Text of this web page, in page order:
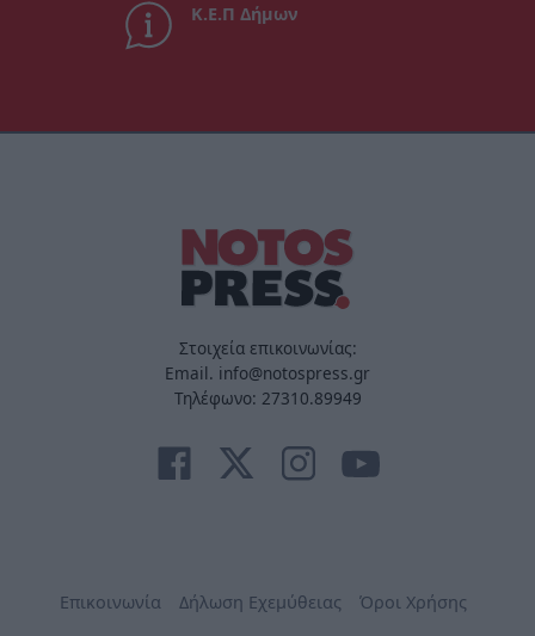
Κ.Ε.Π Δήμων
Στοιχεία επικοινωνίας:
Email. info@notospress.gr
Τηλέφωνο: 27310.89949
Επικοινωνία Δήλωση Εχεμύθειας Όροι Χρήσης